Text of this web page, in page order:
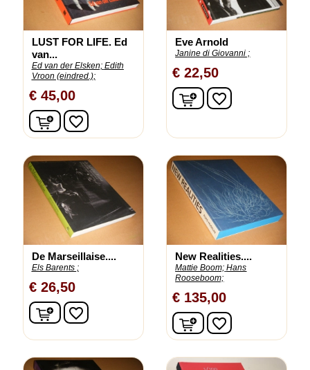
LUST FOR LIFE. Ed
van...
Ed van der Elsken; Edith
Vroon (eindred.);
€ 45,00
In winkelwagen
favorite_border
Eve Arnold
Janine di Giovanni ;
€ 22,50
In winkelwagen
favorite_border
De Marseillaise....
Els Barents ;
€ 26,50
In winkelwagen
favorite_border
New Realities....
Mattie Boom; Hans
Rooseboom;
€ 135,00
In winkelwagen
favorite_border